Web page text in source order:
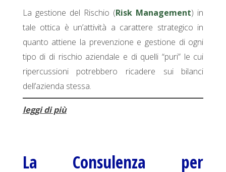
La gestione del Rischio (Risk Management) in
tale ottica è un’attività a carattere strategico in
quanto attiene la prevenzione e gestione di ogni
tipo di di rischio aziendale e di quelli “puri” le cui
ripercussioni potrebbero ricadere sui bilanci
dell’azienda stessa.
leggi di più
La Consulenza per